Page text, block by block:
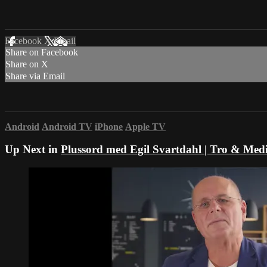
Facebook XEmail
Share on Facebook
Share on X
Share via Email
Android Android TV iPhone Apple TV
Up Next in Plussord med Egil Svartdahl | Tro &